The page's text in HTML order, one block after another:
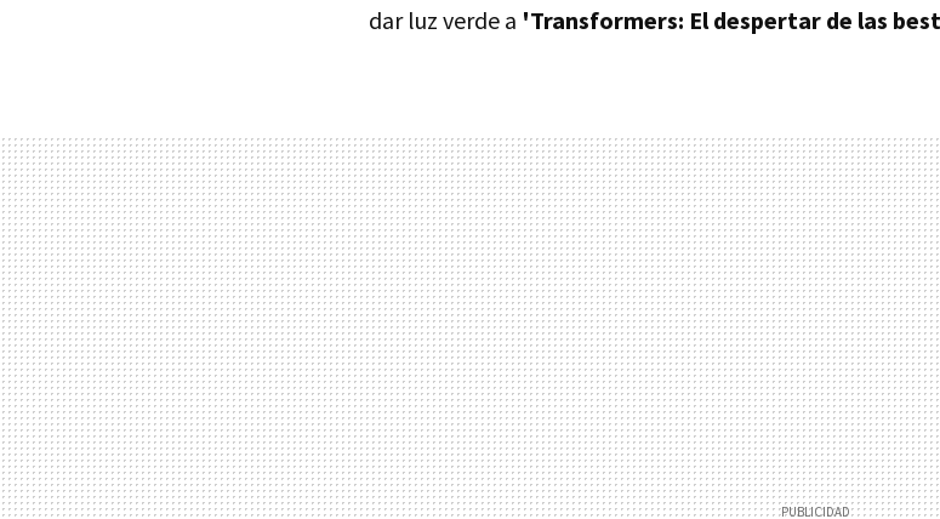
dar luz verde a 'Transformers: El despertar de las